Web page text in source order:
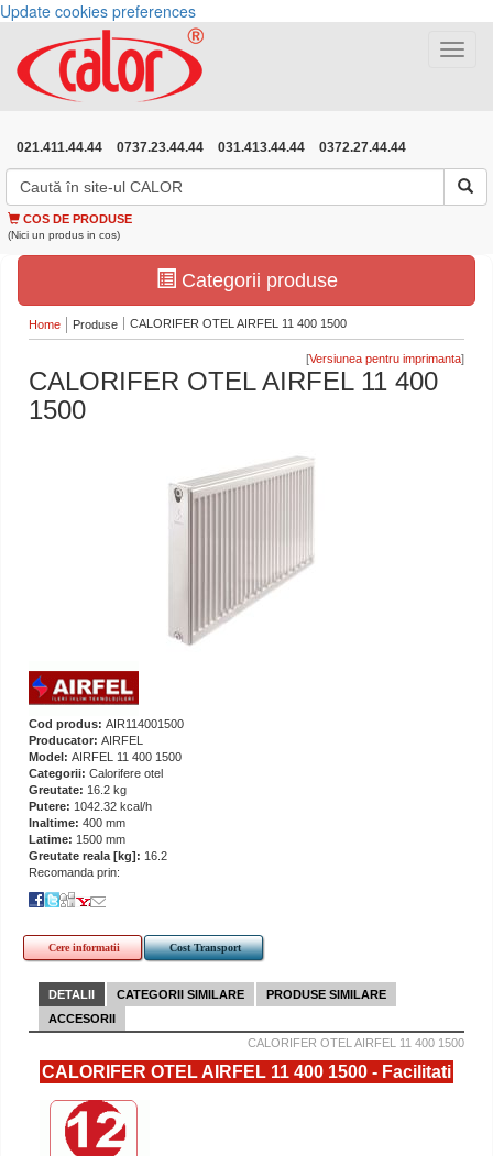
Update cookies preferences
Toggle
021.411.44.44 0737.23.44.44 031.413.44.44 0372.27.44.44
COS DE PRODUSE
(Nici un produs in cos)
Categorii produse
Home Produse CALORIFER OTEL AIRFEL 11 400 1500
[ ]
CALORIFER OTEL AIRFEL 11 400
1500
Cod produs: AIR114001500
Producator: AIRFEL
Model: AIRFEL 11 400 1500
Categorii: Calorifere otel
Greutate: 16.2 kg
Putere: 1042.32 kcal/h
Inaltime: 400 mm
Latime: 1500 mm
Greutate reala [kg]: 16.2
Recomanda prin:
Cere informatii Cost Transport
DETALII CATEGORII SIMILARE
PRODUSE SIMILARE
ACCESORII
CALORIFER OTEL AIRFEL 11 400 1500
CALORIFER OTEL AIRFEL 11 400 1500 - Facilitati